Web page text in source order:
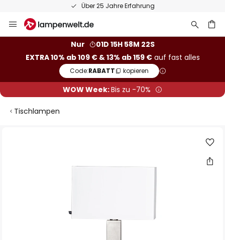
Über 25 Jahre Erfahrung
Inhalt
Nur
01D 15H 58M 21S
EXTRA 10% ab 109 € & 13% ab 159 €auf fast alles
Code:RABATT kopieren
WOW Week:Bis zu -70%
Tischlampen